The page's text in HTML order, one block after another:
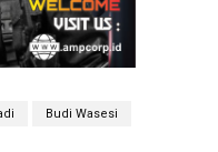
Budi Wasesi